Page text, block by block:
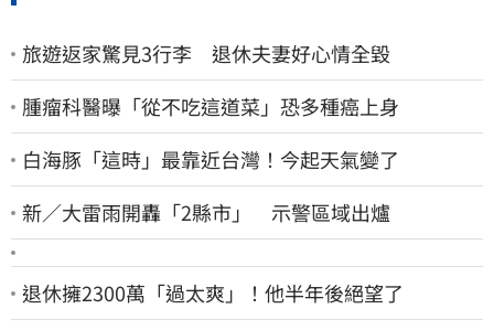
旅遊返家驚見3行李 退休夫妻好心情全毀
腫瘤科醫曝「從不吃這道菜」恐多種癌上身
白海豚「這時」最靠近台灣！今起天氣變了
新／大雷雨開轟「2縣市」 示警區域出爐
退休擁2300萬「過太爽」！他半年後絕望了